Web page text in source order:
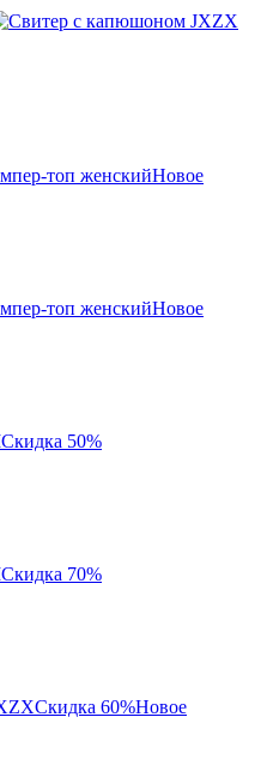
Новое
Новое
Скидка 50%
Скидка 70%
Скидка 60%Новое